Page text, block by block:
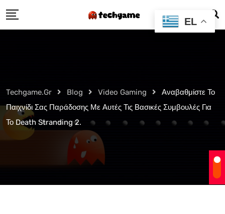
to
Techgame.gr Blog Video Gaming
Αναβαθμίστε Το
Παιχνίδι Σας Παράδοσης Με Αυτές Τις Βασικές Συμβουλές Για
Το Death Stranding 2.
EL